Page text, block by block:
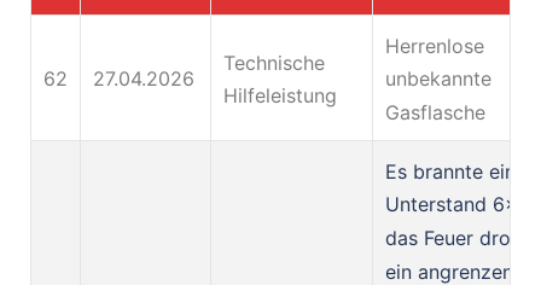
62 27.04.2026
Technische
Hilfeleistung
Herrenlose
unbekannte
Gasflasche
Es brannte ein
Unterstand
das Feuer
ein